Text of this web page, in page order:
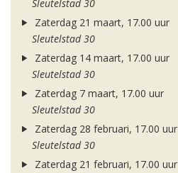
Sleutelstad 30
Zaterdag 21 maart, 17.00 uur
Sleutelstad 30
Zaterdag 14 maart, 17.00 uur
Sleutelstad 30
Zaterdag 7 maart, 17.00 uur
Sleutelstad 30
Zaterdag 28 februari, 17.00 uur
Sleutelstad 30
Zaterdag 21 februari, 17.00 uur